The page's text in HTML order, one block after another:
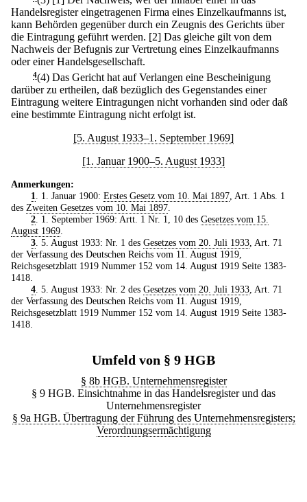
Handelsregister eingetragenen Firma eines Einzelkaufmanns ist,
kann Behörden gegenüber durch ein Zeugnis des Gerichts über
die Eintragung geführt werden. [2] Das gleiche gilt von dem
Nachweis der Befugnis zur Vertretung eines Einzelkaufmanns
oder einer Handelsgesellschaft.
4(4) Das Gericht hat auf Verlangen eine Bescheinigung
darüber zu ertheilen, daß bezüglich des Gegenstandes einer
Eintragung weitere Eintragungen nicht vorhanden sind oder daß
eine bestimmte Eintragung nicht erfolgt ist.
[5. August 1933–1. September 1969]
[1. Januar 1900–5. August 1933]
Anmerkungen:
1
. 1. Januar 1900: Erstes Gesetz vom 10. Mai 1897, Art. 1 Abs. 1
des Zweiten Gesetzes vom 10. Mai 1897
2. 1. September 1969: Artt. 1 Nr. 1, 10 des Gesetzes vom 15.
August 1969
3. 5. August 1933: Nr. 1 des Gesetzes vom 20. Juli 1933, Art. 71
der Verfassung des Deutschen Reichs vom 11. August 1919,
Reichsgesetzblatt 1919 Nummer 152 vom 14. August 1919 Seite 1383-
1418.
4. 5. August 1933: Nr. 2 des Gesetzes vom 20. Juli 1933, Art. 71
der Verfassung des Deutschen Reichs vom 11. August 1919,
Reichsgesetzblatt 1919 Nummer 152 vom 14. August 1919 Seite 1383-
1418.
Umfeld von § 9 HGB
§ 8b HGB. Unternehmensregister
§ 9 HGB. Einsichtnahme in das Handelsregister und das
Unternehmensregister
§ 9a HGB. Übertragung der Führung des Unternehmensregisters;
Verordnungsermächtigung